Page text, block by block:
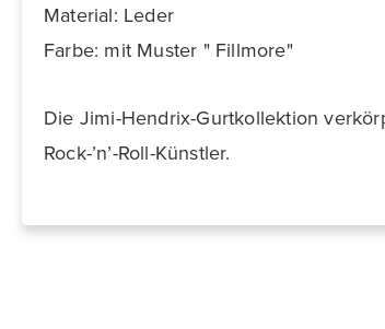
Material: Leder
Farbe: mit Muster " Fillmore"
Die Jimi-Hendrix-Gurtkollektion
Rock-’n’-Roll-Künstler.